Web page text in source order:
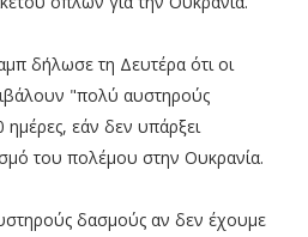
δήλωσε τη Δευτέρα ότι οι
"πολύ αυστηρούς
εάν δεν υπάρξει
του πολέμου στην Ουκρανία.
δασμούς αν δεν έχουμε